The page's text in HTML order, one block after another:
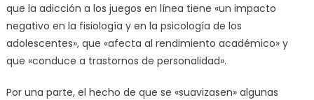
que la adicción a los juegos en línea tiene «un impacto
negativo en la fisiología y en la psicología de los
adolescentes», que «afecta al rendimiento académico» y
que «conduce a trastornos de personalidad».
Por una parte, el hecho de que se «suavizasen» algunas